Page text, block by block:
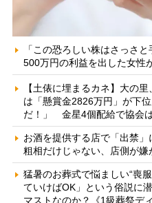
「この恐ろしい株はさっさ
500万円の利益を出した女性
【土俵に埋まるカネ】大の
は「懸賞金2826万円」が下
だ！」 金星4個配給で協会
お酒を提供する店で「出禁
粗相だけじゃない、店側が嫌
猛暑のお葬式で悩ましい“喪
ていけばOK」という俗説に
マストなのか？《1級葬祭デ